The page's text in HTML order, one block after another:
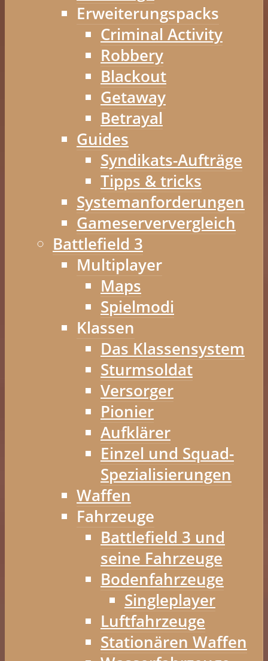
Erweiterungspacks
Criminal Activity
Robbery
Blackout
Getaway
Betrayal
Guides
Syndikats-Aufträge
Tipps & tricks
Systemanforderungen
Gameserververgleich
Battlefield 3
Multiplayer
Maps
Spielmodi
Klassen
Das Klassensystem
Sturmsoldat
Versorger
Pionier
Aufklärer
Einzel und Squad-
Spezialisierungen
Waffen
Fahrzeuge
Battlefield 3 und
seine Fahrzeuge
Bodenfahrzeuge
Singleplayer
Luftfahrzeuge
Stationären Waffen